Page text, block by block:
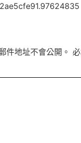
件地址不會公開。